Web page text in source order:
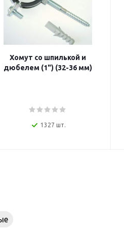
Хомут со шпилькой и
дюбелем (1") (32-36 мм)
1327 шт.